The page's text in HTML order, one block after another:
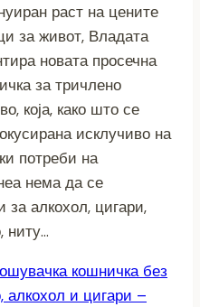
раст на цените
за живот, Владата
новата просечна
за тричлено
која, како што се
исклучиво на
потреби на
нема да се
за алкохол, цигари,
ниту…
кошничка без
алкохол и цигари –